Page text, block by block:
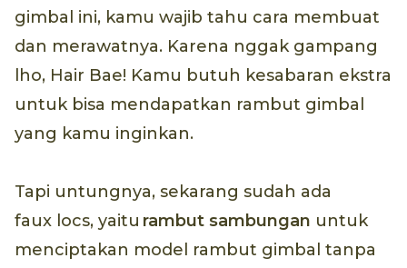
gimbal ini, kamu wajib tahu cara membuat
dan merawatnya. Karena nggak gampang
lho, Hair Bae! Kamu butuh kesabaran ekstra
untuk bisa mendapatkan rambut gimbal
yang kamu inginkan.
Tapi untungnya, sekarang sudah ada
faux locs, yaitu rambut sambungan untuk
menciptakan model rambut gimbal tanpa